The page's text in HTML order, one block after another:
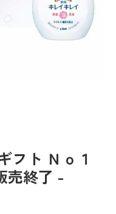
フト Ｎｏ１
売終了 -